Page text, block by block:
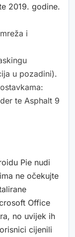
2019. godine.
i
u pozadini).
te Asphalt 9
Pie nudi
ne očekujte
Office
no uvijek ih
cijenili